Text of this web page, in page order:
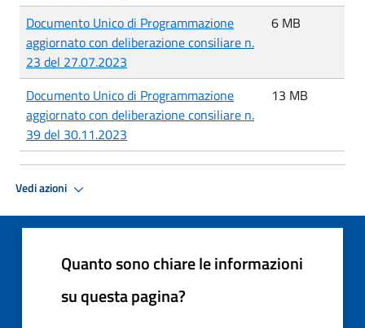
Documento Unico di Programmazione
aggiornato con deliberazione consiliare n.
23 del 27.07.2023
6 MB
Documento Unico di Programmazione
aggiornato con deliberazione consiliare n.
39 del 30.11.2023
13 MB
Vedi azioni
Quanto sono chiare le informazioni
su questa pagina?